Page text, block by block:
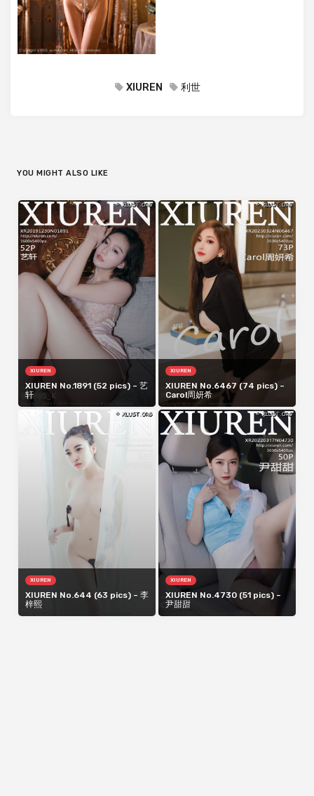
XIUREN 利世
YOU MIGHT ALSO LIKE
XIUREN
XIUREN No.1891 (52 pics) – 艺
轩
XIUREN
XIUREN No.6467 (74 pics) –
Carol周妍希
XIUREN
XIUREN No.644 (63 pics) – 李
梓熙
XIUREN
XIUREN No.4730 (51 pics) –
尹甜甜